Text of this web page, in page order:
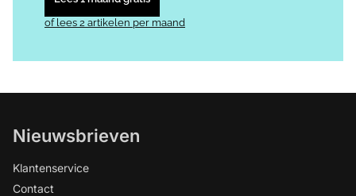
of lees 2 artikelen per maand
Nieuwsbrieven
Klantenservice
Contact